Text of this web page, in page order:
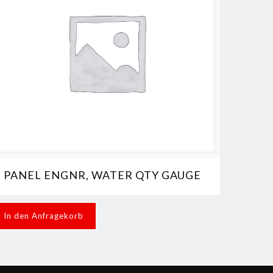
PANEL ENGNR, WATER QTY GAUGE
In den Anfragekorb